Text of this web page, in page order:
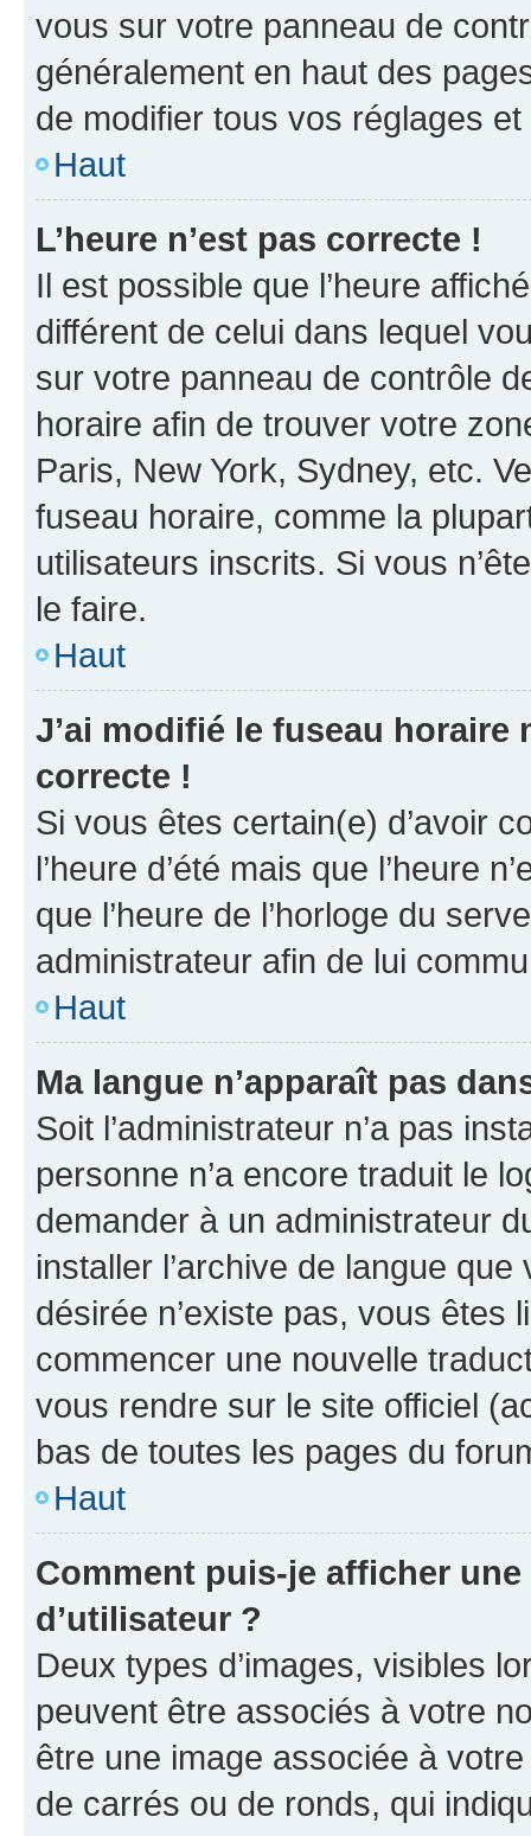
vous sur votre panneau de
généralement en haut des
de modifier tous vos réglages
Haut
L’heure n’est pas correcte !
Il est possible que l’heure
différent de celui dans lequel
sur votre panneau de contrôle
horaire afin de trouver votre
Paris, New York, Sydney, etc.
fuseau horaire, comme la
utilisateurs inscrits. Si vous
le faire.
Haut
J’ai modifié le fuseau horaire
correcte !
Si vous êtes certain(e) d’avoir
l’heure d’été mais que l’heure
que l’heure de l’horloge du
administrateur afin de lui
Haut
Ma langue n’apparaît pas
Soit l’administrateur n’a pas
personne n’a encore traduit le
demander à un administrateur
installer l’archive de langue
désirée n’existe pas, vous êtes
commencer une nouvelle
vous rendre sur le site officiel
bas de toutes les pages du
Haut
Comment puis-je afficher
d’utilisateur ?
Deux types d’images, visibles
peuvent être associés à votre
être une image associée à
de carrés ou de ronds, qui